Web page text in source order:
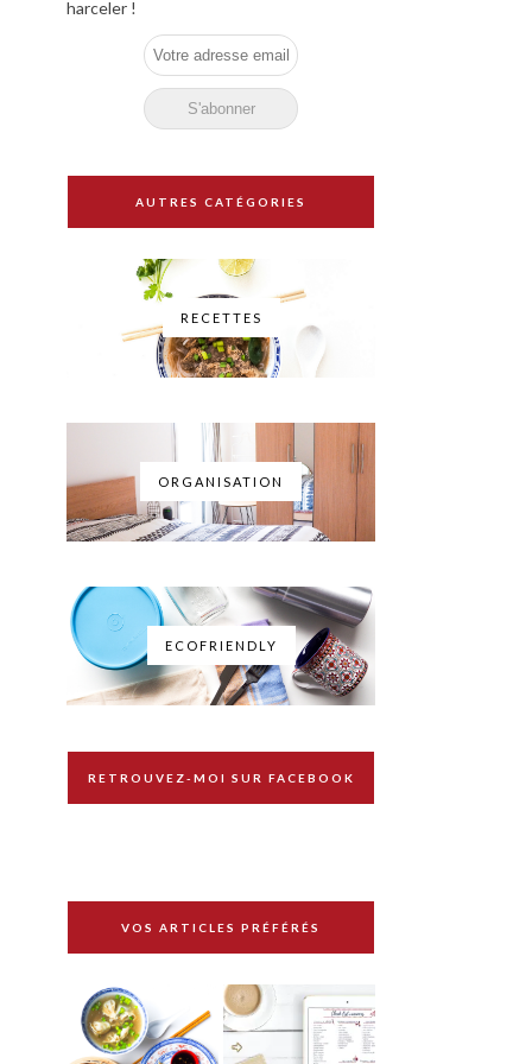
harceler !
AUTRES CATÉGORIES
RECETTES
ORGANISATION
ECOFRIENDLY
RETROUVEZ-MOI SUR FACEBOOK
VOS ARTICLES PRÉFÉRÉS